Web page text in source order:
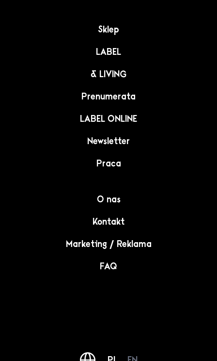
Sklep
LABEL
& LIVING
Prenumerata
LABEL ONLINE
Newsletter
Praca
O nas
Kontakt
Marketing / Reklama
FAQ